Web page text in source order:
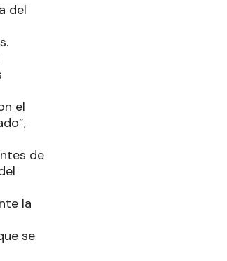
del
el
de
la
se